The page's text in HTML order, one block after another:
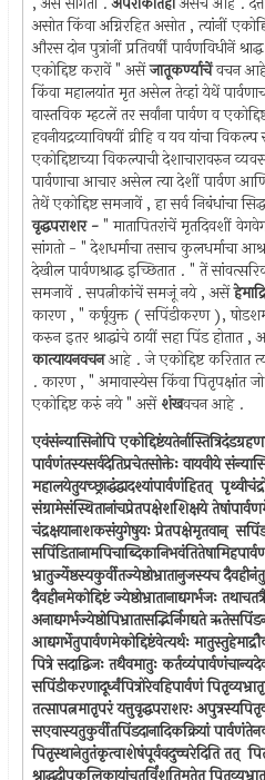
असोत किंवा अग्निरहित असोत , त्यांनीं
औरस दोन पुत्रांनीं प्रतिवर्षीं पार्वणविधीनें
एकोद्दिष्ट करावें " असेंजातूकर्ण्याचेंवचन आहे .
किंवा महालयांत मृत असेल तेव्हां येथें
वास्तविक म्हटलें तर सर्वांना पार्वण व
हवनीयद्रव्याविषयीं व्रीहि व यव यांचा
एकोद्दिष्टाच्या विकल्पाची देशाचारावरुन
पार्वणाचा आचार असेल त्या देशीं पार्वण
तेथें एकोद्दिष्ट समजावें , हा सर्व निबंधांचा
वृद्धपराशर -" मातापितरांचें मृतदिवशीं
सांगतो - " देशधर्माचा तसाच कुलधर्माचा
देखील पार्वणश्राद्ध इच्छितात . " तें
समजावें . सपत्नीकांचें समजूं नये , असें
कारण , " कर्षूयुक्त ( सपिंडीकरण ),
करुन इतर श्राद्धांचे ठायीं सहा पिंड होतात ,
कात्यायनवचनआहे . जे एकोद्दिष्ट करितात
. कारण , " अमावास्येस किंवा पितृपक्षांत
एकोद्दिष्ट करुं नये " असेंशंखवचन आहे .
एवंसंन्यासिनोपि
पार्वणंतस्यसर्वदेतिप्रचेतसोक्तेः वायवीये
महालयेतुयच्छ्राद्धंद्वादश्यांपार्वणंहितत्
संग्रामेसंस्थितानांचप्रेतपक्षेशशिक्षये
चंद्रक्षयानाशकसंयुगेषुयः प्रेतपक्षेमृतवान्
भ्रातुर्ज्येष्ठस्यकुर्वीतज्येष्ठोभ्रातानुजस्यच
दैवहीनमेकोद्दिष्टं ज्येष्ठोभ्रातानाद्यगर्भजः
अनाद्यगर्भज्येष्ठोपिभ्रातासद्भिर्निगद्यते
आद्यगर्भेतुपार्वणमेकोद्दिष्टंवेत्यर्थः
पित्रे सदाद्विजः तथैवमातुः
सपिंडीकरणादूर्ध्वंपित्रोरेवहिपार्वणं
तत्सापत्नमातृपरं यत्तुवृद्धपराशरः
सएवास्यतुकुर्वीतपिंडदानादिकक्रियां
पितृस्थानेतुतंकृत्वाशेषंपूर्ववदुच्चरेदिति तत्